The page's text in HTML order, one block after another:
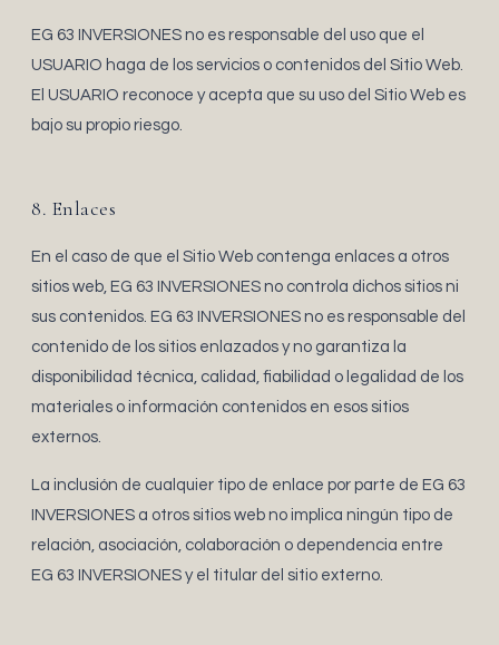
EG 63 INVERSIONES no es responsable del uso que el
USUARIO haga de los servicios o contenidos del Sitio Web.
El USUARIO reconoce y acepta que su uso del Sitio Web es
bajo su propio riesgo.
8. Enlaces
En el caso de que el Sitio Web contenga enlaces a otros
sitios web, EG 63 INVERSIONES no controla dichos sitios ni
sus contenidos. EG 63 INVERSIONES no es responsable del
contenido de los sitios enlazados y no garantiza la
disponibilidad técnica, calidad, fiabilidad o legalidad de los
materiales o información contenidos en esos sitios
externos.
La inclusión de cualquier tipo de enlace por parte de EG 63
INVERSIONES a otros sitios web no implica ningún tipo de
relación, asociación, colaboración o dependencia entre
EG 63 INVERSIONES y el titular del sitio externo.